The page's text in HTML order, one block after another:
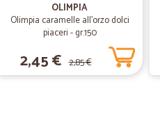
OLIMPIA
Olimpia caramelle all'orzo dolci
piaceri - gr.150
2,45 € 2,85 €